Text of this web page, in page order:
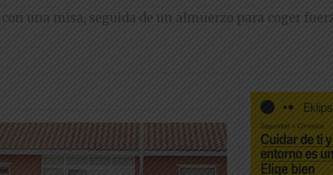
una misa, seguida de un almuerzo para coger